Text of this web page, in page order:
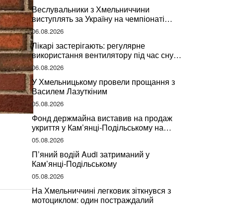
Веслувальники з Хмельниччини
виступлять за Україну на чемпіонаті
світу
06.08.2026
Лікарі застерігають: регулярне
використання вентилятору під час сну
може негативно вплинути на ваше
здоров’я
06.08.2026
У Хмельницькому провели прощання з
Василем Лазуткіним
05.08.2026
Фонд держмайна виставив на продаж
укриття у Кам’янці-Подільському на
Хмельниччині
05.08.2026
П’яний водій Audi затриманий у
Кам’янці-Подільському
05.08.2026
На Хмельниччині легковик зіткнувся з
мотоциклом: один постраждалий